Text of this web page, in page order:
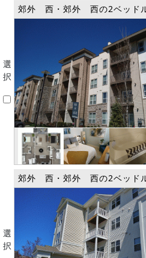
選
択
郊外 西・郊外 西の2ベッド
選
択
郊外 西・郊外 西の2ベッド